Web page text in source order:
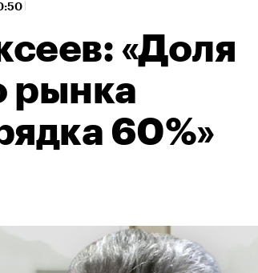
«Доля
рынка
60%»